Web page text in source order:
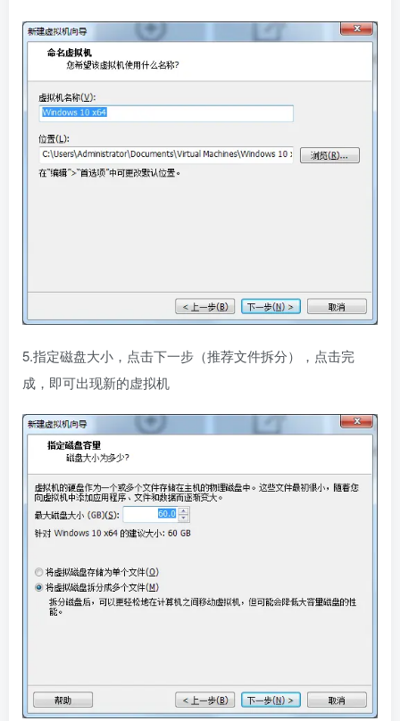
5.指定磁盘大小，点击下一步（推荐文件拆分），点击完
成，即可出现新的虚拟机